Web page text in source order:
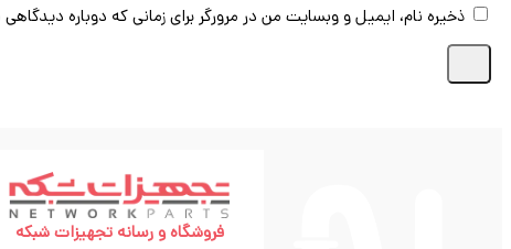
ذخیره نام، ایمیل و وبسایت من در مرورگر برای زمانی که دوباره
فروشگاه و رسانه تجهیزات شبکه